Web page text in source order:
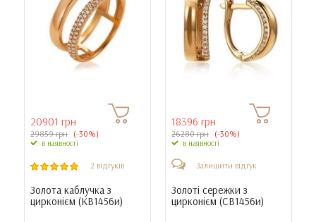
20901 грн
29859 грн (-30%)
в наявності
2 відгуків
Золота каблучка з
цирконієм (КВ1456и)
18396 грн
26280 грн (-30%)
в наявності
Залишити відгук
Золоті сережки з
цирконієм (СВ1456и)